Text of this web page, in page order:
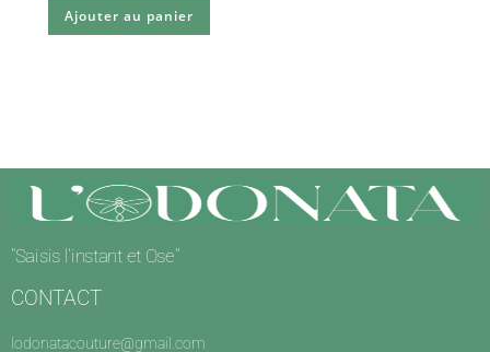
Ajouter au panier
"Saisis l'instant et Ose"
CONTACT
lodonatacouture@gmail.com